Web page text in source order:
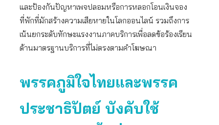
และป้องกันปัญหาเพจปลอมหรือการหลอกโอนเงินจอง
ที่พักที่มักสร้างความเสียหายในโลกออนไลน์ รวมถึงการ
เน้นยกระดับทักษะแรงงานภาคบริการเพื่อลดข้อร้องเรียน
ด้านมาตรฐานบริการที่ไม่ตรงตามคำโฆษณา
พรรคภูมิใจไทยและพรรค
ประชาธิปัตย์ บังคับใช้